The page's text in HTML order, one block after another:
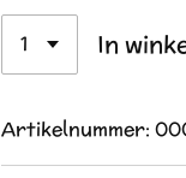
In
Artikelnummer: